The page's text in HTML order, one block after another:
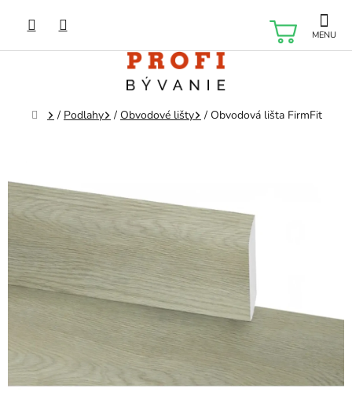
obsah
Domov
/ Podlahy / Obvodové lišty / Obvodová lišta FirmFit